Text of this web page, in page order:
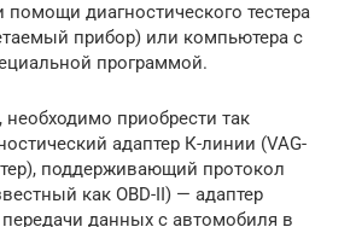
диагностического тестера
прибор) или компьютера с
программой.
приобрести так
адаптер К-линии (VAG-
поддерживающий протокол
как OBD-II) — адаптер
данных с автомобиля в